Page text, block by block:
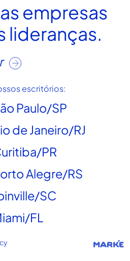
empresas
lideranças.
escritórios:
Paulo/SP
de Janeiro/RJ
PR
Alegre/RS
SC
FL